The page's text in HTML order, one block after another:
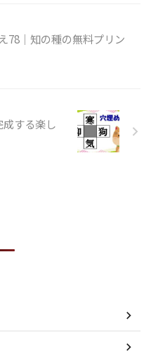
78｜知の種の無料プリン
成する楽し